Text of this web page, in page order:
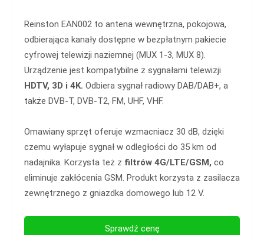
Reinston EAN002 to antena wewnętrzna, pokojowa,
odbierająca kanały dostępne w bezpłatnym pakiecie
cyfrowej telewizji naziemnej (MUX 1-3, MUX 8).
Urządzenie jest kompatybilne z sygnałami telewizji
HDTV, 3D i 4K. Odbiera sygnał radiowy DAB/DAB+, a
także DVB-T, DVB-T2, FM, UHF, VHF.
Omawiany sprzęt oferuje wzmacniacz 30 dB, dzięki
czemu wyłapuje sygnał w odległości do 35 km od
nadajnika. Korzysta też z filtrów 4G/LTE/GSM, co
eliminuje zakłócenia GSM. Produkt korzysta z zasilacza
zewnętrznego z gniazdka domowego lub 12 V.
Sprawdź cenę